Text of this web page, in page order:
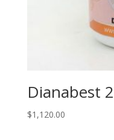
Dianabest
$1,120.00